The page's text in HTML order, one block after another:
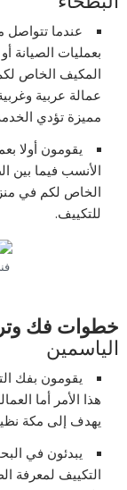
عندما تتواصل
بعمليات الصيانة
المكيف الخاص
عمالة عربية
مميزة تؤدي
يقومون أولا
الأنسب فيما بين
الخاص لكم في
للتكييف.
خطوات فك
الياسمين
يقومون بفك
هذا الأمر أما
يهدف إلى مكة
يبدئون في
التكييف لمعرفة